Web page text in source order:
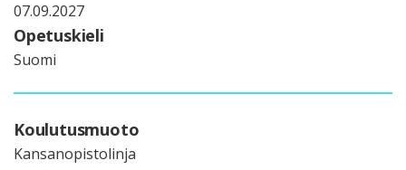
07.09.2027
Opetuskieli
Suomi
Koulutusmuoto
Kansanopistolinja